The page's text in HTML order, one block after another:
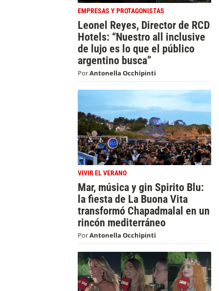
EMPRESAS Y PROTAGONISTAS
Leonel Reyes, Director de RCD
Hotels: “Nuestro all inclusive
de lujo es lo que el público
argentino busca”
PorAntonella Occhipinti
VIVIR EL VERANO
Mar, música y gin Spirito Blu:
la fiesta de La Buona Vita
transformó Chapadmalal en un
rincón mediterráneo
PorAntonella Occhipinti